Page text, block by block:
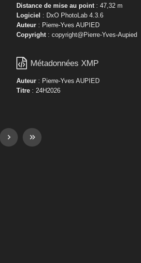
Distance de mise au point : 47,32 m
Logiciel : DxO PhotoLab 4.3.6
Auteur : Pierre-Yves AUPIED
Copyright : copyright@Pierre-Yves-Aupied
 Métadonnées XMP
Auteur : Pierre-Yves AUPIED
Titre : 24H2026